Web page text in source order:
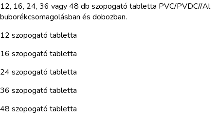
12, 16, 24, 36 vagy 48 db szopogató tabletta PVC/PVDC//Al
buborékcsomagolásban és dobozban.
12 szopogató tabletta
16 szopogató tabletta
24 szopogató tabletta
36 szopogató tabletta
48 szopogató tabletta